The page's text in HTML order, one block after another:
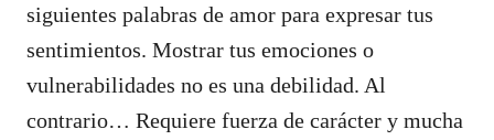
siguientes palabras de amor para expresar tus
sentimientos. Mostrar tus emociones o
vulnerabilidades no es una debilidad. Al
contrario… Requiere fuerza de carácter y mucha